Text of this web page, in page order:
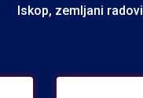
Iskop, zemljani